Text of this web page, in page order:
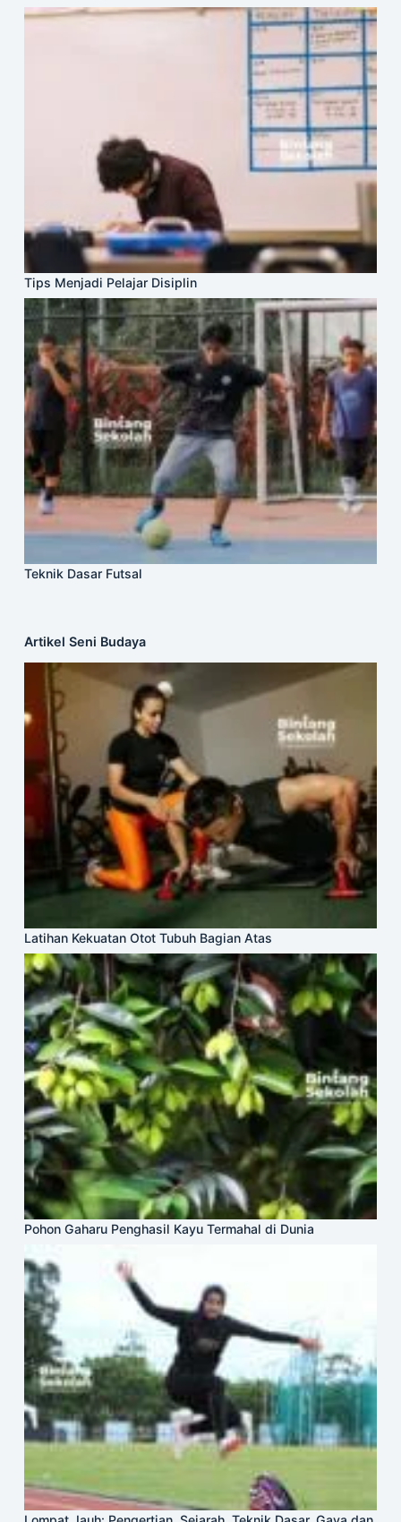
Tips Menjadi Pelajar Disiplin
Teknik Dasar Futsal
Artikel Seni Budaya
Latihan Kekuatan Otot Tubuh Bagian Atas
Pohon Gaharu Penghasil Kayu Termahal di Dunia